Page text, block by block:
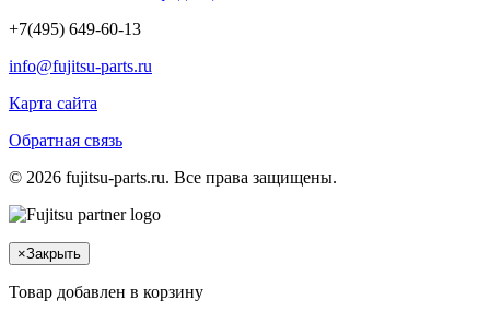
+7(495) 649-60-13
info@fujitsu-parts.ru
Карта сайта
Обратная связь
© 2026 fujitsu-parts.ru. Все права защищены.
×Закрыть
Товар добавлен в корзину